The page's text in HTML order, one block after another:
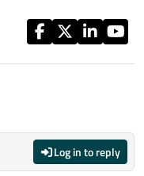
Log in to reply